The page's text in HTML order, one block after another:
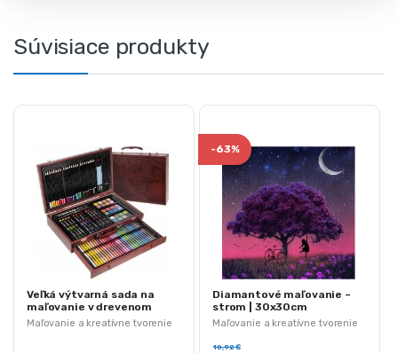
Súvisiace produkty
Maľovanie a kreatívne tvorenie
Veľká výtvarná sada na
maľovanie v drevenom
kufríku | 143ks
Maľovanie a kreatívne tvorenie
-63%
Diamantové maľovanie –
strom | 30x30cm
10,92€